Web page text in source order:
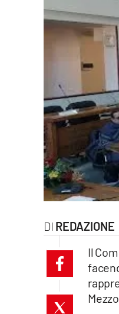
Lac Network
cosenzachannel.it
catanzarochannel.it
REDAZIONE
Il